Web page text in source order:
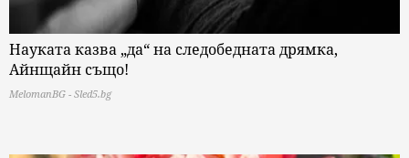
Науката казва „да“ на следобедната дрямка,
Айнщайн също!
MelomanBG - Sled5.bg